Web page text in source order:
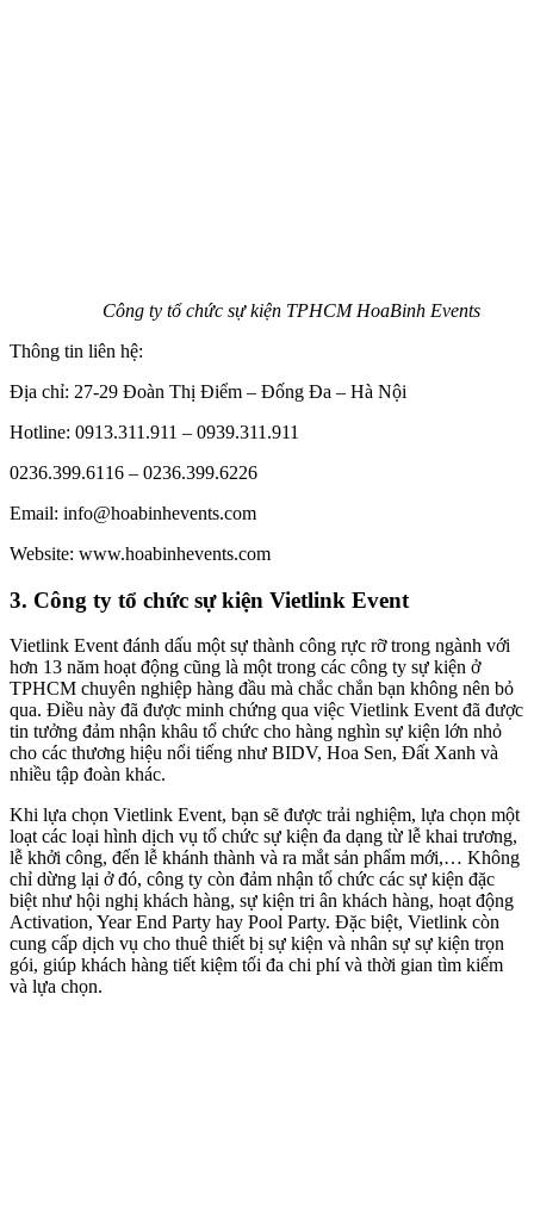
Công ty tổ chức sự kiện TPHCM HoaBinh Events
Thông tin liên hệ:
Địa chỉ: 27-29 Đoàn Thị Điểm – Đống Đa – Hà Nội
Hotline: 0913.311.911 – 0939.311.911
0236.399.6116 – 0236.399.6226
Email: info@hoabinhevents.com
Website: www.hoabinhevents.com
3. Công ty tổ chức sự kiện Vietlink Event
Vietlink Event đánh dấu một sự thành công rực rỡ trong ngành với
hơn 13 năm hoạt động cũng là một trong các công ty sự kiện ở
TPHCM chuyên nghiệp hàng đầu mà chắc chắn bạn không nên bỏ
qua. Điều này đã được minh chứng qua việc Vietlink Event đã được
tin tưởng đảm nhận khâu tổ chức cho hàng nghìn sự kiện lớn nhỏ
cho các thương hiệu nổi tiếng như BIDV, Hoa Sen, Đất Xanh và
nhiều tập đoàn khác.
Khi lựa chọn Vietlink Event, bạn sẽ được trải nghiệm, lựa chọn một
loạt các loại hình dịch vụ tổ chức sự kiện đa dạng từ lễ khai trương,
lễ khởi công, đến lễ khánh thành và ra mắt sản phẩm mới,… Không
chỉ dừng lại ở đó, công ty còn đảm nhận tổ chức các sự kiện đặc
biệt như hội nghị khách hàng, sự kiện tri ân khách hàng, hoạt động
Activation, Year End Party hay Pool Party. Đặc biệt, Vietlink còn
cung cấp dịch vụ cho thuê thiết bị sự kiện và nhân sự sự kiện trọn
gói, giúp khách hàng tiết kiệm tối đa chi phí và thời gian tìm kiếm
và lựa chọn.